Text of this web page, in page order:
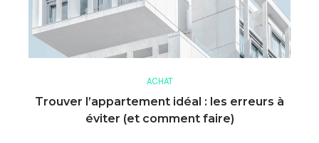
ACHAT
Trouver l’appartement idéal : les erreurs à
éviter (et comment faire)